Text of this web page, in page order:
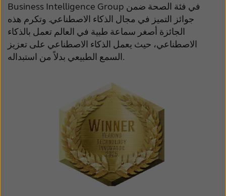
Business Intelligence Group في فئة الصحة ضمن
جوائز التميز في مجال الذكاء الاصطناعي. وتكرم هذه
الجائزة أصغر سماعة طبية في العالم تعمل بالذكاء
الاصطناعي، حيث يعمل الذكاء الاصطناعي على تعزيز
السمع الطبيعي بدلاً من استبداله.